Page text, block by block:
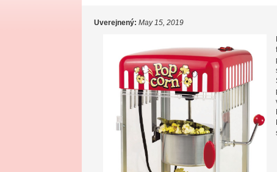
Uverejnený: May 15, 2019